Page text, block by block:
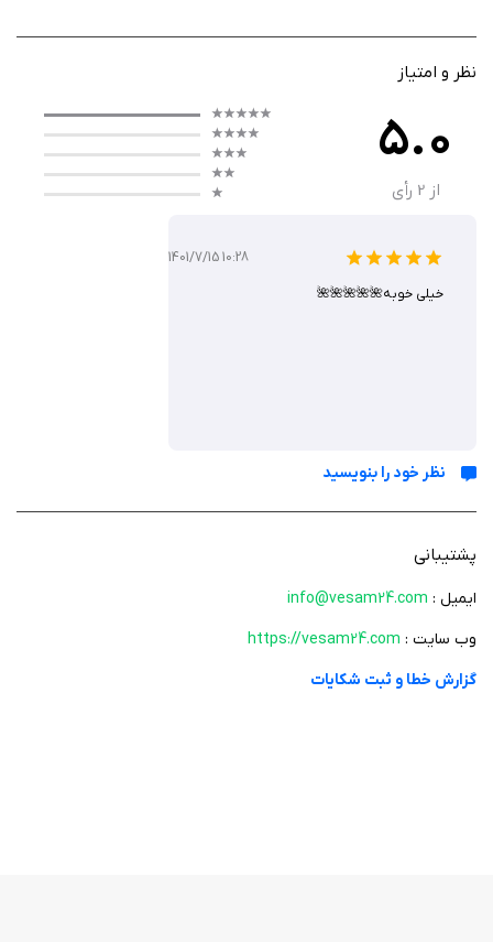
نظر و امتیاز
5.0
از 2 رأی
1401/7/15 10:28
خیلی خوبه🌺🌺🌺🌺🌺
نظر خود را بنویسید
پشتیبانی
ایمیل : info@vesam24.com
وب سایت : https://vesam24.com
گزارش خطا و ثبت شکایات